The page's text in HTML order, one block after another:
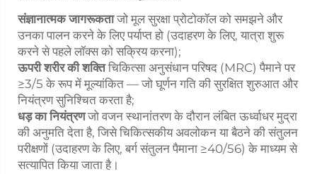
संज्ञानात्मक जागरूकताजो मूल सुरक्षा प्रोटोकॉल को समझने और
उनका पालन करने के लिए पर्याप्त हो (उदाहरण के लिए, यात्रा शुरू
करने से पहले लॉक्स को सक्रिय करना);
ऊपरी शरीर की शक्तिचिकित्सा अनुसंधान परिषद (MRC) पैमाने पर
≥3/5 के रूप में मूल्यांकित — जो घूर्णन गति की सुरक्षित शुरुआत और
नियंत्रण सुनिश्चित करता है;
धड़ का नियंत्रणजो वजन स्थानांतरण के दौरान लंबित ऊर्ध्वाधर मुद्रा
की अनुमति देता है, जिसे चिकित्सकीय अवलोकन या बैठने की संतुलन
परीक्षणों (उदाहरण के लिए, बर्ग संतुलन पैमाना ≥40/56) के माध्यम से
सत्यापित किया जाता है।